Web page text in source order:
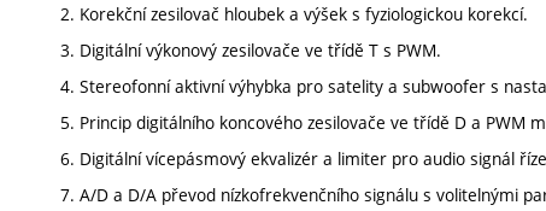
2. Korekční zesilovač hloubek a výšek s fyziologickou korekcí.
3. Digitální výkonový zesilovače ve třídě T s PWM.
4. Stereofonní aktivní výhybka pro satelity a subwoofer s
5. Princip digitálního koncového zesilovače ve třídě D a PWM
6. Digitální vícepásmový ekvalizér a limiter pro audio signál
7. A/D a D/A převod nízkofrekvenčního signálu s volitelnými